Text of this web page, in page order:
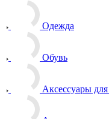
Одежда
Обувь
Аксессуары